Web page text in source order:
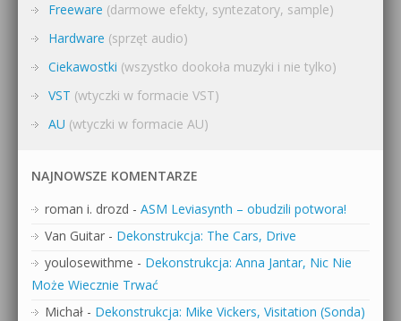
Freeware (darmowe efekty, syntezatory, sample)
Hardware (sprzęt audio)
Ciekawostki (wszystko dookoła muzyki i nie tylko)
VST (wtyczki w formacie VST)
AU (wtyczki w formacie AU)
NAJNOWSZE KOMENTARZE
roman i. drozd - ASM Leviasynth – obudzili potwora!
Van Guitar - Dekonstrukcja: The Cars, Drive
youlosewithme - Dekonstrukcja: Anna Jantar, Nic Nie
Może Wiecznie Trwać
Michał - Dekonstrukcja: Mike Vickers, Visitation (Sonda)